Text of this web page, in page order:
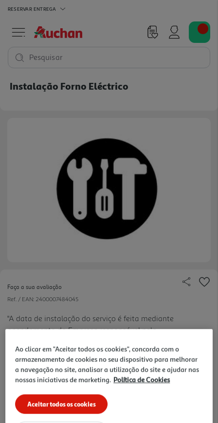
RESERVAR ENTREGA
Pesquisar
Instalação Forno Eléctrico
Faça a sua avaliação
Ref. / EAN: 2400007484045
"A data de instalação do serviço é feita mediante
agendamento da Empresa responsável pela
do Serviço na Documentação
ver
44,99 €
Ao clicar em "Aceitar todos os cookies", concorda com o
armazenamento de cookies no seu dispositivo para melhorar
a navegação no site, analisar a utilização do site e ajudar nas
nossas iniciativas de marketing. Política de Cookies
Aceitar todos os cookies